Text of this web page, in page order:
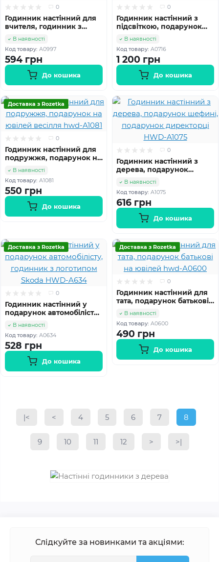
0
Годинник настінний для
вчителя, годинник з
побажаннями, подарунок
вчителю HWD-A0997
В наявності
Код товару: A0997
594 грн
До кошика
0
Годинник настінний з
підсвіткою, подарунок
бабусі і дідусю,
подарунок бабусі hwd-
A0716
В наявності
Код товару: A0716
1 200 грн
До кошика
Доставка з Rozetka
0
Годинник настінний для
подружжя, подарунок на
В наявності
Код товару: A1081
550 грн
До кошика
0
Годинник настінний з
дерева, подарунок
шефині, подарунок
директорці HWD-A1075
В наявності
Код товару: A1075
616 грн
До кошика
Доставка з Rozetka
0
Годинник настінний у
подарунок автомобілісту,
годинник з логотипом
Skoda HWD-A634
В наявності
Код товару: A0634
528 грн
До кошика
Доставка з Rozetka
0
Годинник настінний для
тата, подарунок батькові
на ювілей hwd-A0600
В наявності
Код товару: A0600
490 грн
До кошика
|< < 4 5 6 7 8
9 10 11 12 > >|
Слідкуйте за новинками та акціями: